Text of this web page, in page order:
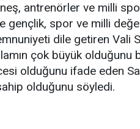
antrenörler ve milli
gençlik, spor ve milli
dile getiren Vali
çok büyük olduğunu
olduğunu ifade eden
olduğunu söyledi.